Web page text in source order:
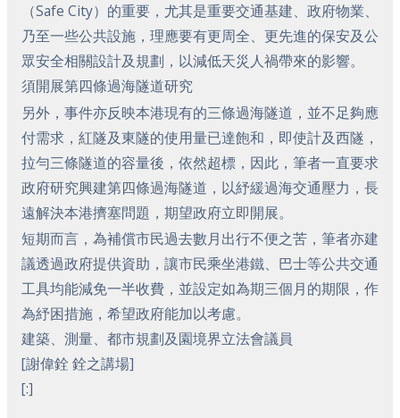
（Safe City）的重要，尤其是重要交通基建、政府物業、
乃至一些公共設施，理應要有更周全、更先進的保安及公
眾安全相關設計及規劃，以減低天災人禍帶來的影響。
須開展第四條過海隧道研究
另外，事件亦反映本港現有的三條過海隧道，並不足夠應
付需求，紅隧及東隧的使用量已達飽和，即使計及西隧，
拉勻三條隧道的容量後，依然超標，因此，筆者一直要求
政府研究興建第四條過海隧道，以紓緩過海交通壓力，長
遠解決本港擠塞問題，期望政府立即開展。
短期而言，為補償市民過去數月出行不便之苦，筆者亦建
議透過政府提供資助，讓市民乘坐港鐵、巴士等公共交通
工具均能減免一半收費，並設定如為期三個月的期限，作
為紓困措施，希望政府能加以考慮。
建築、測量、都市規劃及園境界立法會議員
[謝偉銓 銓之講場]
[:]